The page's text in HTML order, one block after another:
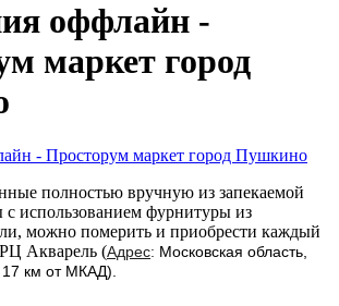
оффлайн -
маркет город
полностью вручную из запекаемой
использованием фурнитуры из
можно померить и приобрести каждый
Акварель (Адрес: Московская область,
км от МКАД).